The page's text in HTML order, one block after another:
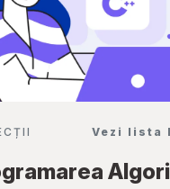
Vezi lista